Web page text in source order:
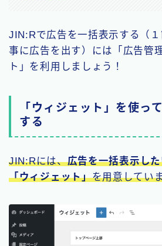
JIN:Rで広告を一括表示する（
事に広告を出す）には「広告管
ト」を利用しましょう！
「ウィジェット」を使っ
する
JIN:Rには、広告を一括表示し
「ウィジェット」を用意してい